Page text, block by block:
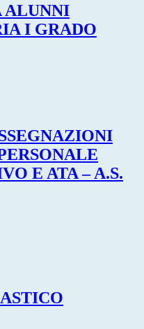
ALUNNI
I GRADO
E ATA – A.S.